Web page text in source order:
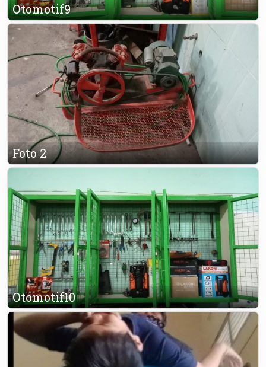
Otomotif9
Foto 2
Otomotif10